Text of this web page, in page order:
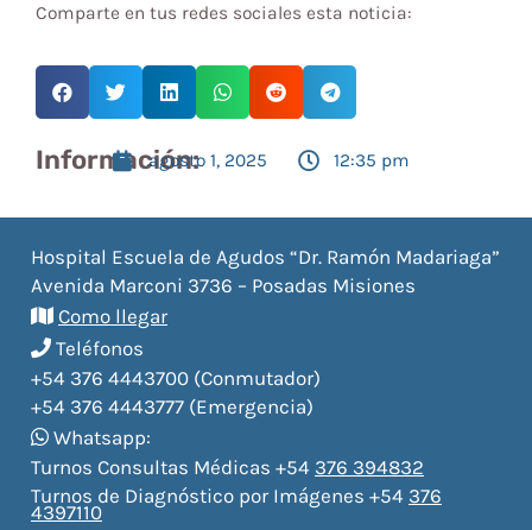
Comparte en tus redes sociales esta noticia:
Información:agosto 1, 2025 12:35 pm
Hospital Escuela de Agudos “Dr. Ramón Madariaga”
Avenida Marconi 3736 – Posadas Misiones
Como llegar
Teléfonos
+54 376 4443700 (Conmutador)
+54 376 4443777 (Emergencia)
Whatsapp:
Turnos Consultas Médicas +54 376 394832
Turnos de Diagnóstico por Imágenes +54 376
4397110